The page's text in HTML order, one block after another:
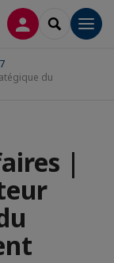
CONNEXION
du
|